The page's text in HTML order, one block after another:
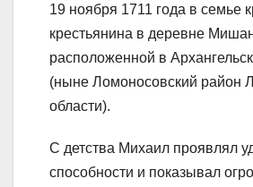
19 ноября 1711 года в семье
крестьянина в деревне
расположенной в
(ныне Ломоносовский район
области).
С детства Михаил проявлял
способности и показывал